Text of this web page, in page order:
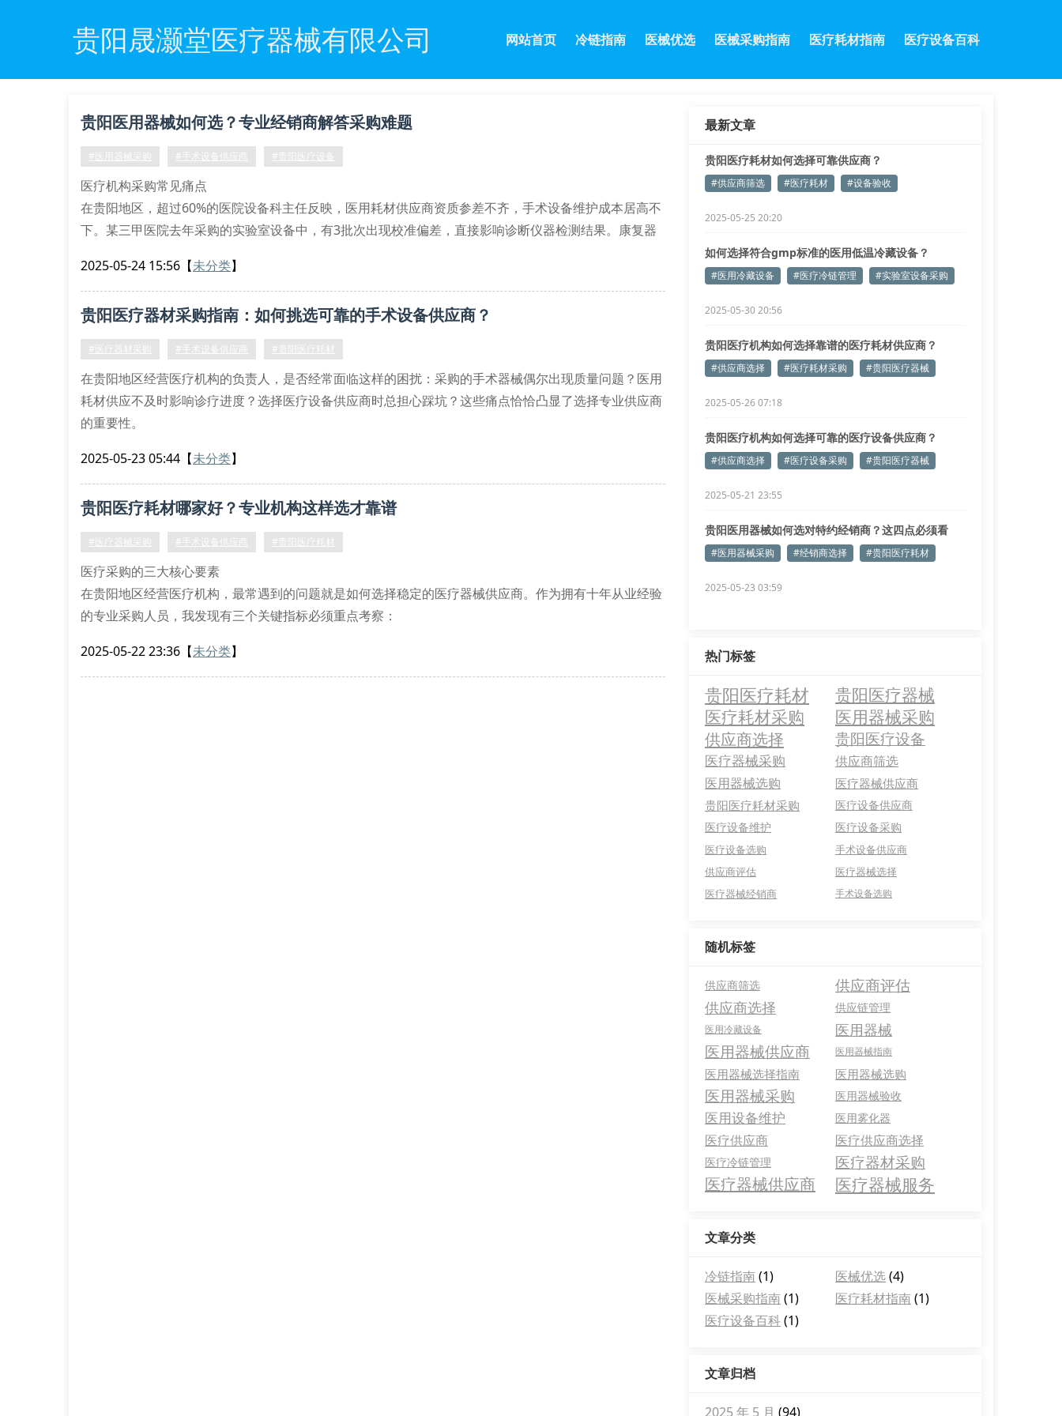
贵阳晟灏堂医疗器械有限公司 网站首页 冷链指南 医械优选 医械采购指南 医疗耗材指南 医疗设备百科
贵阳医用器械如何选？专业经销商解答采购难题
#医用器械采购 #手术设备供应商 #贵阳医疗设备
医疗机构采购常见痛点
在贵阳地区，超过60%的医院设备科主任反映，医用耗材供应商资质参差不齐，手术设备维护成本居高不
下。某三甲医院去年采购的实验室设备中，有3批次出现校准偏差，直接影响诊断仪器检测结果。康复器
专业采购的五大黄金标准
供应商资质验证：查看医疗器械经营许可证与产品注册证
设备维护方案：要求提供定期保养计划与
2025-05-24 15:56 【未分类】
贵阳医疗器材采购指南：如何挑选可靠的手术设备供应商？
#医疗器材采购 #手术设备供应商 #贵阳医疗耗材
在贵阳地区经营医疗机构的负责人，是否经常面临这样的困扰：采购的手术器械偶尔出现质量问题？医用
耗材供应不及时影响诊疗进度？选择医疗设备供应商时总担心踩坑？这些痛点恰恰凸显了选择专业供应商
的重要性。
优质供应商必须持有医疗器械经营许可证，产品需通过ce认证或cfda认证。建议实地考察供应商的仓储管
理系统，确认其具备完善的冷链物流能力。贵阳晟灏堂建立的数字化库存平台，可实
2025-05-23 05:44 【未分类】
贵阳医疗耗材哪家好？专业机构这样选才靠谱
#医疗器械采购 #手术设备供应商 #贵阳医疗耗材
医疗采购的三大核心要素
在贵阳地区经营医疗机构，最常遇到的问题就是如何选择稳定的医疗器械供应商。作为拥有十年从业经验
的专业采购人员，我发现有三个关键指标必须重点考察：
物流响应速度：急诊科室常用耗材必须实现24小时紧急配送保障
产品溯源能力：每批次耗材需提供完整的冷链运输记录和电子监管码
2025-05-22 23:36 【未分类】
最新文章
贵阳医疗耗材如何选择可靠供应商？
#供应商筛选 #医疗耗材 #设备验收
2025-05-25 20:20
如何选择符合gmp标准的医用低温冷藏设备？
#医用冷藏设备 #医疗冷链管理 #实验室设备采购
2025-05-30 20:56
贵阳医疗机构如何选择靠谱的医疗耗材供应商？
#供应商选择 #医疗耗材采购 #贵阳医疗器械
2025-05-26 07:18
贵阳医疗机构如何选择可靠的医疗设备供应商？
#供应商选择 #医疗设备采购 #贵阳医疗器械
2025-05-21 23:55
贵阳医用器械如何选对特约经销商？这四点必须看
#医用器械采购 #经销商选择 #贵阳医疗耗材
2025-05-23 03:59
热门标签
贵阳医疗耗材 贵阳医疗器械
医疗耗材采购
医用器械采购
供应商选择
贵阳医疗设备
医疗器械采购
供应商筛选
医用器械选购
医疗器械供应商
贵阳医疗耗材采购
医疗设备供应商
医疗设备维护
医疗设备采购
医疗设备选购
手术设备供应商
供应商评估
医疗器械选择
医疗器械经销商
手术设备选购
随机标签
供应商筛选 供应商评估
供应商选择 供应链管理
医用冷藏设备 医用器械
医用器械供应商 医用器械指南
医用器械选择指南 医用器械选购
医用器械采购 医用器械验收
医用设备维护 医用雾化器
医疗供应商 医疗供应商选择
医疗冷链管理 医疗器材采购
医疗器械供应商 医疗器械服务
文章分类
冷链指南(1) 医械优选(4)
医械采购指南(1) 医疗耗材指南(1)
医疗设备百科(1)
文章归档
2025 年 5 月 (94)